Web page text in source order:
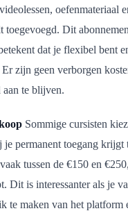
oefenmateriaal
toegevoegd. Dit
dat je flexibel bent
zijn geen verborgen
te blijven.
Sommige cursisten
permanent toegang krijgt
tussen de €150 en
Dit is interessanter als je
te maken van het platform